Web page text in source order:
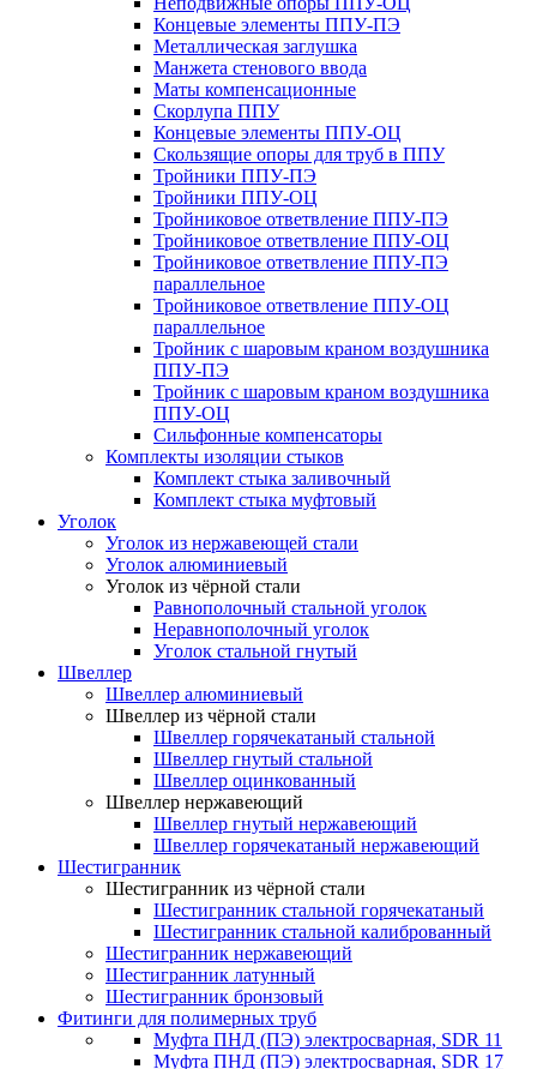
Концевые элементы ППУ-ПЭ
Металлическая заглушка
Манжета стенового ввода
Маты компенсационные
Скорлупа ППУ
Концевые элементы ППУ-ОЦ
Скользящие опоры для труб в ППУ
Тройники ППУ-ПЭ
Тройники ППУ-ОЦ
Тройниковое ответвление ППУ-ПЭ
Тройниковое ответвление ППУ-ОЦ
Тройниковое ответвление ППУ-ПЭ
параллельное
Тройниковое ответвление ППУ-ОЦ
параллельное
Тройник с шаровым краном воздушника
ППУ-ПЭ
Тройник с шаровым краном воздушника
ППУ-ОЦ
Сильфонные компенсаторы
Комплекты изоляции стыков
Комплект стыка заливочный
Комплект стыка муфтовый
Уголок
Уголок из нержавеющей стали
Уголок алюминиевый
Уголок из чёрной стали
Равнополочный стальной уголок
Неравнополочный уголок
Уголок стальной гнутый
Швеллер
Швеллер алюминиевый
Швеллер из чёрной стали
Швеллер горячекатаный стальной
Швеллер гнутый стальной
Швеллер оцинкованный
Швеллер нержавеющий
Швеллер гнутый нержавеющий
Швеллер горячекатаный нержавеющий
Шестигранник
Шестигранник из чёрной стали
Шестигранник стальной горячекатаный
Шестигранник стальной калиброванный
Шестигранник нержавеющий
Шестигранник латунный
Шестигранник бронзовый
Фитинги для полимерных труб
Муфта ПНД (ПЭ) электросварная, SDR 11
Муфта ПНД (ПЭ) электросварная, SDR 17